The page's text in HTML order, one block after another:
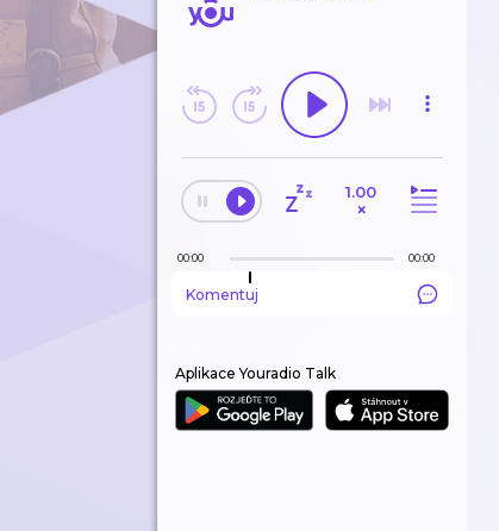
1.00
×
00:00 00:00
Komentuj
Aplikace Youradio Talk